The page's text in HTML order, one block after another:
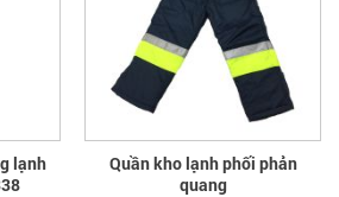
lạnh
Quần kho lạnh phối phản
quang